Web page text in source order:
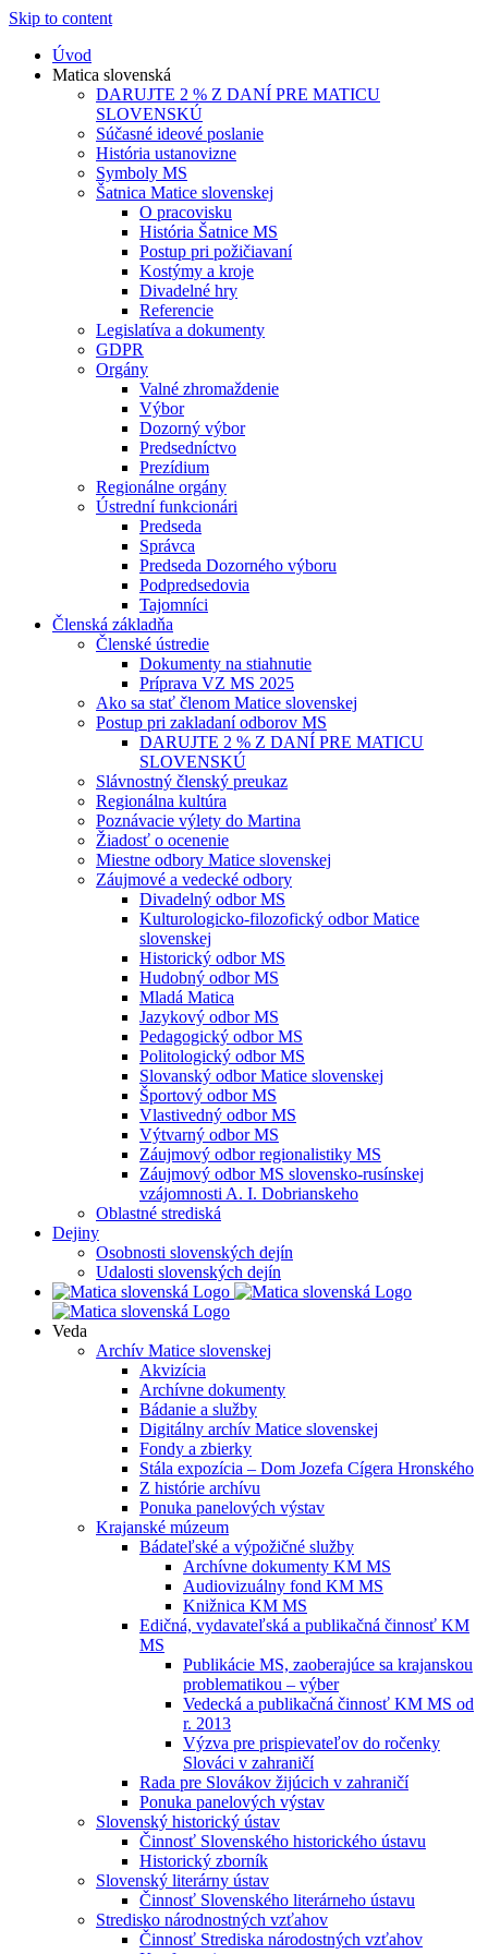
Skip to content
Úvod
Matica slovenská
DARUJTE 2 % Z DANÍ PRE MATICU
SLOVENSKÚ
Súčasné ideové poslanie
História ustanovizne
Symboly MS
Šatnica Matice slovenskej
O pracovisku
História Šatnice MS
Postup pri požičiavaní
Kostýmy a kroje
Divadelné hry
Referencie
Legislatíva a dokumenty
GDPR
Orgány
Valné zhromaždenie
Výbor
Dozorný výbor
Predsedníctvo
Prezídium
Regionálne orgány
Ústrední funkcionári
Predseda
Správca
Predseda Dozorného výboru
Podpredsedovia
Tajomníci
Členská základňa
Členské ústredie
Dokumenty na stiahnutie
Príprava VZ MS 2025
Ako sa stať členom Matice slovenskej
Postup pri zakladaní odborov MS
DARUJTE 2 % Z DANÍ PRE MATICU
SLOVENSKÚ
Slávnostný členský preukaz
Regionálna kultúra
Poznávacie výlety do Martina
Žiadosť o ocenenie
Miestne odbory Matice slovenskej
Záujmové a vedecké odbory
Divadelný odbor MS
Kulturologicko-filozofický odbor Matice
slovenskej
Historický odbor MS
Hudobný odbor MS
Mladá Matica
Jazykový odbor MS
Pedagogický odbor MS
Politologický odbor MS
Slovanský odbor Matice slovenskej
Športový odbor MS
Vlastivedný odbor MS
Výtvarný odbor MS
Záujmový odbor regionalistiky MS
Záujmový odbor MS slovensko-rusínskej
vzájomnosti A. I. Dobrianskeho
Oblastné strediská
Dejiny
Osobnosti slovenských dejín
Udalosti slovenských dejín
Veda
Archív Matice slovenskej
Akvizícia
Archívne dokumenty
Bádanie a služby
Digitálny archív Matice slovenskej
Fondy a zbierky
Stála expozícia – Dom Jozefa Cígera Hronského
Z histórie archívu
Ponuka panelových výstav
Krajanské múzeum
Bádateľské a výpožičné služby
Archívne dokumenty KM MS
Audiovizuálny fond KM MS
Knižnica KM MS
Edičná, vydavateľská a publikačná činnosť KM
MS
Publikácie MS, zaoberajúce sa krajanskou
problematikou – výber
Vedecká a publikačná činnosť KM MS od
r. 2013
Výzva pre prispievateľov do ročenky
Slováci v zahraničí
Rada pre Slovákov žijúcich v zahraničí
Ponuka panelových výstav
Slovenský historický ústav
Činnosť Slovenského historického ústavu
Historický zborník
Slovenský literárny ústav
Činnosť Slovenského literárneho ústavu
Stredisko národnostných vzťahov
Činnosť Strediska národostných vzťahov